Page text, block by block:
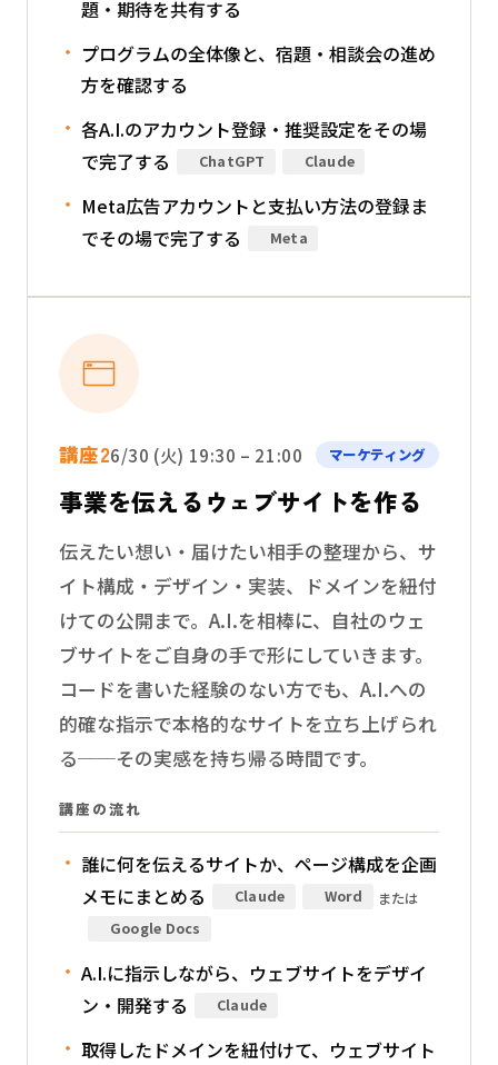
題・期待を共有する
プログラムの全体像と、宿題・相談会の進め
方を確認する
各A.I.のアカウント登録・推奨設定をその場
で完了する
ChatGPT Claude
Meta広告アカウントと支払い方法の登録ま
でその場で完了する
Meta
講座26/30 (火) 19:30 – 21:00 マーケティング
事業を伝えるウェブサイトを作る
伝えたい想い・届けたい相手の整理から、サ
イト構成・デザイン・実装、ドメインを紐付
けての公開まで。A.I.を相棒に、自社のウェ
ブサイトをご自身の手で形にしていきます。
コードを書いた経験のない方でも、A.I.への
的確な指示で本格的なサイトを立ち上げられ
る──その実感を持ち帰る時間です。
講座の流れ
誰に何を伝えるサイトか、ページ構成を企画
メモにまとめる
Claude Word
または
Google Docs
A.I.に指示しながら、ウェブサイトをデザイ
ン・開発する
Claude
取得したドメインを紐付けて、ウェブサイト